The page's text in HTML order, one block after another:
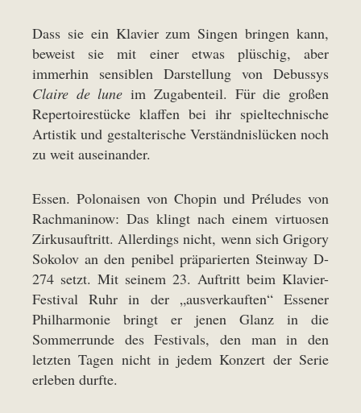
Dass sie ein Klavier zum Singen bringen kann,
beweist sie mit einer etwas plüschig, aber
immerhin sensiblen Darstellung von Debussys
Claire de lune im Zugabenteil. Für die großen
Repertoirestücke klaffen bei ihr spieltechnische
Artistik und gestalterische Verständnislücken noch
zu weit auseinander.
Essen. Polonaisen von Chopin und Préludes von
Rachmaninow: Das klingt nach einem virtuosen
Zirkusauftritt. Allerdings nicht, wenn sich Grigory
Sokolov an den penibel präparierten Steinway D-
274 setzt. Mit seinem 23. Auftritt beim Klavier-
Festival Ruhr in der „ausverkauften“ Essener
Philharmonie bringt er jenen Glanz in die
Sommerrunde des Festivals, den man in den
letzten Tagen nicht in jedem Konzert der Serie
erleben durfte.